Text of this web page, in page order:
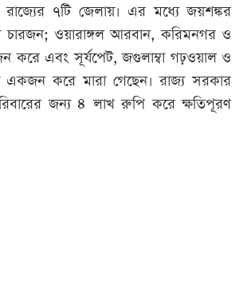
৭টি জেলায়। এর মধ্যে জয়শঙ্কর
চারজন; ওয়ারাঙ্গল আরবান, করিমনগর ও
করে এবং সূর্যপেট, জগুলাম্বা গঢ়ওয়াল ও
একজন করে মারা গেছেন। রাজ্য সরকার
জন্য ৪ লাখ রুপি করে ক্ষতিপূরণ